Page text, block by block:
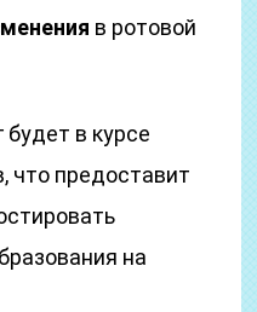
в ротовой
в курсе
что предоставит
на